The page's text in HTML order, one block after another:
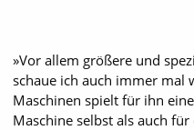
»Vor allem größere und
schaue ich auch immer mal
Maschinen spielt für ihn
Maschine selbst als auch